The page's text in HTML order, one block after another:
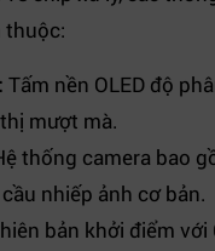
thuộc:
Tấm nền OLED độ
mượt mà.
thống camera bao
nhiếp ảnh cơ bản.
bản khởi điểm với